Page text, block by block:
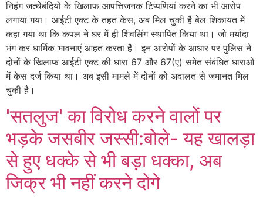
निहंग जत्थेबंदियों के खिलाफ आपत्तिजनक टिप्पणियां करने का भी आरोप
लगाया गया। आईटी एक्ट के तहत केस, अब मिल चुकी है बेल शिकायत में
कहा गया था कि कपल ने घर में ही शिवलिंग स्थापित किया था। जो मर्यादा
भंग कर धार्मिक भावनाएं आहत करता है। इन आरोपों के आधार पर पुलिस ने
दोनों के खिलाफ आईटी एक्ट की धारा 67 और 67(ए) समेत संबंधित धाराओं
में केस दर्ज किया था। अब इसी मामले में दोनों को अदालत से जमानत मिल
चुकी है।
'सतलुज' का विरोध करने वालों पर
भड़के जसबीर जस्सी:बोले- यह खालड़ा
से हुए धक्के से भी बड़ा धक्का, अब
जिक्र भी नहीं करने दोगे